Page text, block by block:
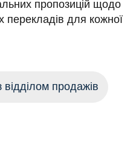
пропозицій щодо
перекладів для кожної
відділом продажів